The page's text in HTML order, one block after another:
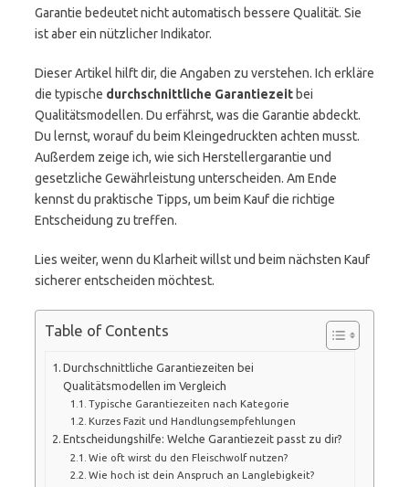
Garantie bedeutet nicht automatisch bessere Qualität. Sie
ist aber ein nützlicher Indikator.
Dieser Artikel hilft dir, die Angaben zu verstehen. Ich erkläre
die typische durchschnittliche Garantiezeit bei
Qualitätsmodellen. Du erfährst, was die Garantie abdeckt.
Du lernst, worauf du beim Kleingedruckten achten musst.
Außerdem zeige ich, wie sich Herstellergarantie und
gesetzliche Gewährleistung unterscheiden. Am Ende
kennst du praktische Tipps, um beim Kauf die richtige
Entscheidung zu treffen.
Lies weiter, wenn du Klarheit willst und beim nächsten Kauf
sicherer entscheiden möchtest.
Table of Contents
Durchschnittliche Garantiezeiten bei
Qualitätsmodellen im Vergleich
Typische Garantiezeiten nach Kategorie
Kurzes Fazit und Handlungsempfehlungen
Entscheidungshilfe: Welche Garantiezeit passt zu dir?
Wie oft wirst du den Fleischwolf nutzen?
Wie hoch ist dein Anspruch an Langlebigkeit?